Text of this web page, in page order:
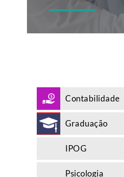
Contabilidade
Graduação
IPOG
Psicologia